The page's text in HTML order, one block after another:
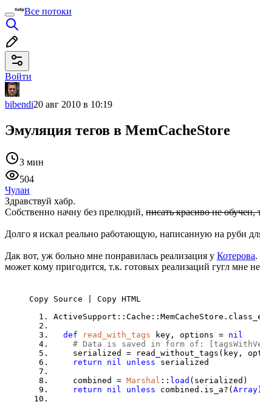
Все потоки
Войти
bibendi20 авг 2010 в 10:19
Эмуляция тегов в MemCacheStore
3 мин
504
Чулан
Здравствуй хабр.
Собственно начну без прелюдий, писать красиво не обучен,
Долго я искал реально работающую, написанную на руби
Дак вот, уж больно мне понравилась реализация у Котерова.
может кому пригодится, т.к. готовых реализаций гугл мне
Copy Source | Copy HTML
def
read_with_tags key, options = nil
# Data is saved in form of:
serialized = read_without_tags(key,
return nil unless serialized
combined = Marshal :: load (serialized)
return nil unless combined.is_a?( Array)